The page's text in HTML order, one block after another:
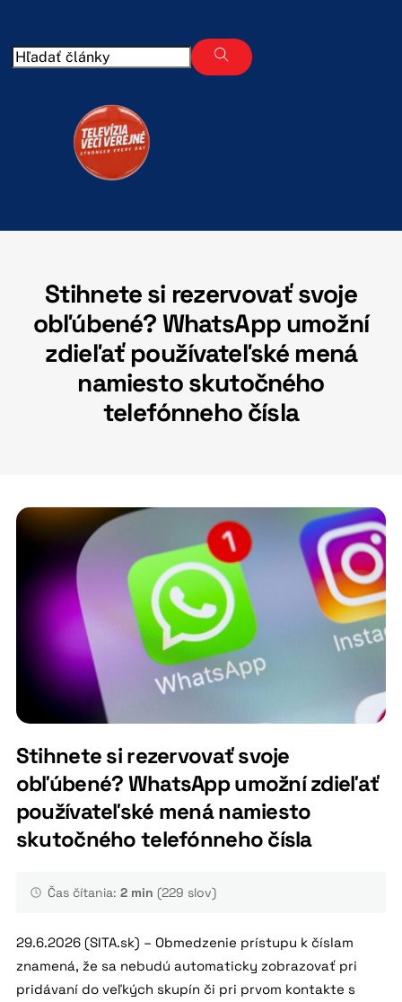
content
Stihnete si rezervovať svoje
obľúbené? WhatsApp umožní
zdieľať používateľské mená
namiesto skutočného
telefónneho čísla
Stihnete si rezervovať svoje
obľúbené? WhatsApp umožní zdieľať
používateľské mená namiesto
skutočného telefónneho čísla
Čas čítania: 2 min (229 slov)
29.6.2026 (SITA.sk) – Obmedzenie prístupu k číslam
znamená, že sa nebudú automaticky zobrazovať pri
pridávaní do veľkých skupín či pri prvom kontakte s